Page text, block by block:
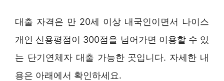
대출 자격은 만 20세 이상 내국인이면서 나이스
개인 신용평점이 300점을 넘어가면 이용할 수 있
는 단기연체자 대출 가능한 곳입니다. 자세한 내
용은 아래에서 확인하세요.